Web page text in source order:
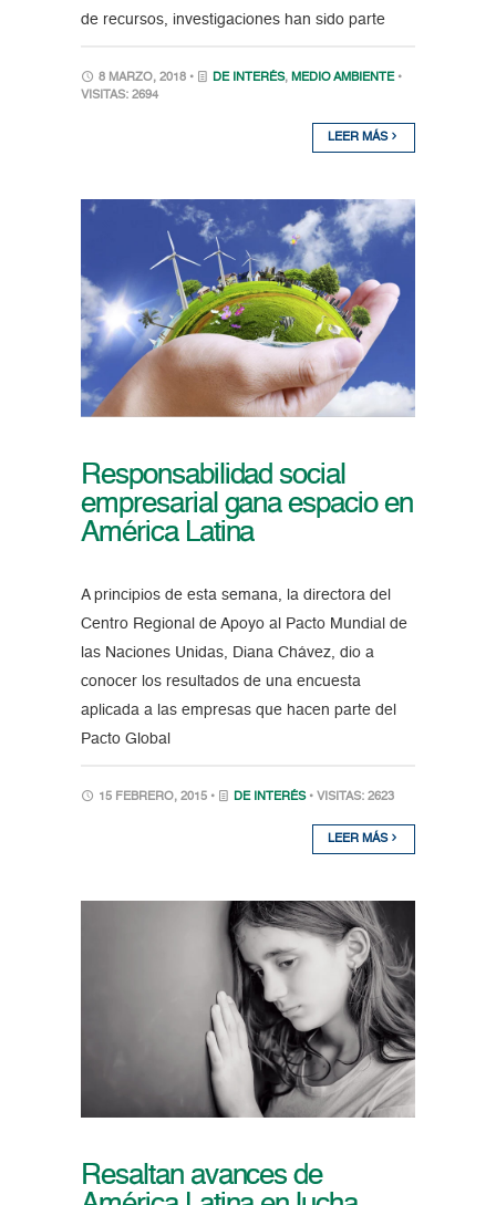
de recursos, investigaciones han sido parte
8 MARZO, 2018 • DE INTERÉS, MEDIO AMBIENTE •
VISITAS: 2694
LEER MÁS
Responsabilidad social
empresarial gana espacio en
América Latina
A principios de esta semana, la directora del
Centro Regional de Apoyo al Pacto Mundial de
las Naciones Unidas, Diana Chávez, dio a
conocer los resultados de una encuesta
aplicada a las empresas que hacen parte del
Pacto Global
15 FEBRERO, 2015 • DE INTERÉS • VISITAS: 2623
LEER MÁS
Resaltan avances de